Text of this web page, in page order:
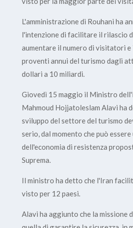
L'amministrazione di Rouhani ha
l'intenzione di facilitare il rilascio
aumentare il numero di visitatori e
proventi annui del turismo dagli
dollari a 10 miliardi.
Giovedì 15 maggio il Ministro
Mahmoud Hojjatoleslam Alavi ha
sviluppo del settore del turismo
serio, dal momento che può
dell'economia di resistenza
Suprema.
Il ministro ha detto che l'Iran
visto per 12 paesi.
Alavi ha aggiunto che la missione